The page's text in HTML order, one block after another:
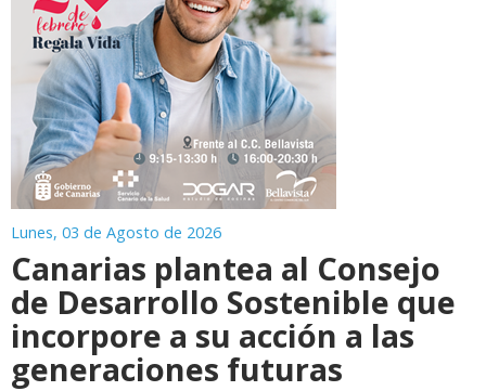
Lunes, 03 de Agosto de 2026
Canarias plantea al Consejo
de Desarrollo Sostenible que
incorpore a su acción a las
generaciones futuras